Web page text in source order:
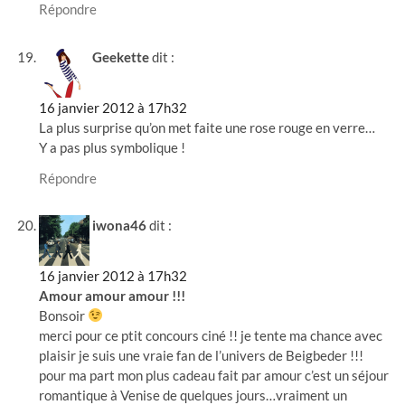
Répondre
Geekettedit :
16 janvier 2012 à 17h32
La plus surprise qu’on met faite une rose rouge en verre…
Y a pas plus symbolique !
Répondre
iwona46dit :
16 janvier 2012 à 17h32
Amour amour amour !!!
Bonsoir
merci pour ce ptit concours ciné !! je tente ma chance avec
plaisir je suis une vraie fan de l’univers de Beigbeder !!!
pour ma part mon plus cadeau fait par amour c’est un séjour
romantique à Venise de quelques jours…vraiment un